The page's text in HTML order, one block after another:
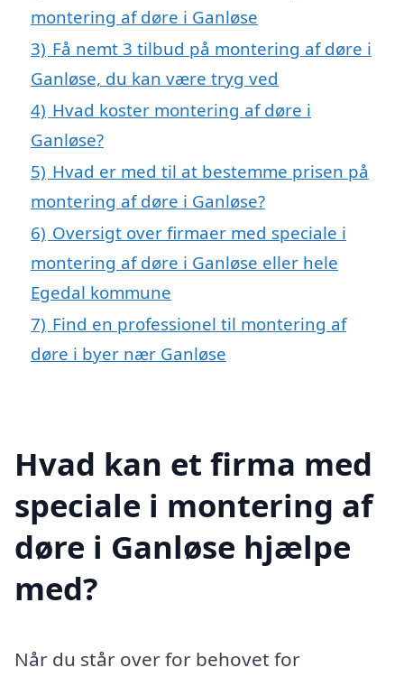
montering af døre i Ganløse
3) Få nemt 3 tilbud på montering af døre i
Ganløse, du kan være tryg ved
4) Hvad koster montering af døre i
Ganløse?
5) Hvad er med til at bestemme prisen på
montering af døre i Ganløse?
6) Oversigt over firmaer med speciale i
montering af døre i Ganløse eller hele
Egedal kommune
7) Find en professionel til montering af
døre i byer nær Ganløse
Hvad kan et firma med
speciale i montering af
døre i Ganløse hjælpe
med?
Når du står over for behovet for